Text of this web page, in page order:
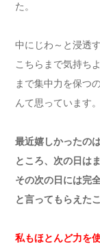
た。
中にじわ～と浸透
こちらまで気持ち
まで集中力を保つ
んて思っています。
最近嬉しかったの
ところ、次の日は
その次の日には完
と言ってもらえた
私もほとんど力を